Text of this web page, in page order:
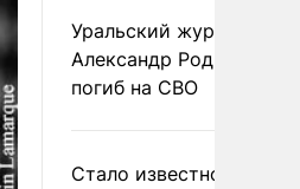
Уральский журналист
Александр Родионов
погиб на СВО
Стало известно о